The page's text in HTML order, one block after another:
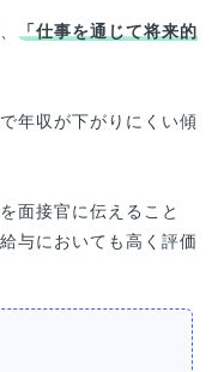
「仕事を通じて将来的
年収が下がりにくい傾
面接官に伝えること
与においても高く評価